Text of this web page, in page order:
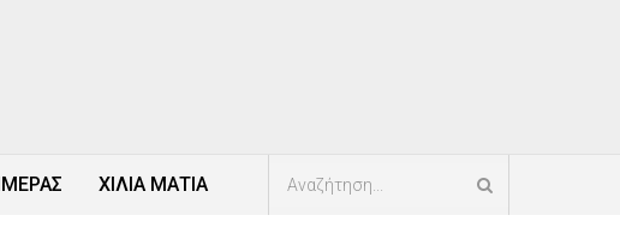
ΧΙΛΙΑ ΜΑΤΙΑ